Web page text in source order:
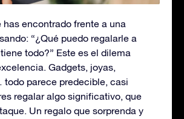
has encontrado frente a una
“¿Qué puedo regalarle a
todo?” Este es el dilema
Gadgets, joyas,
parece predecible, casi
regalar algo significativo, que
Un regalo que sorprenda y